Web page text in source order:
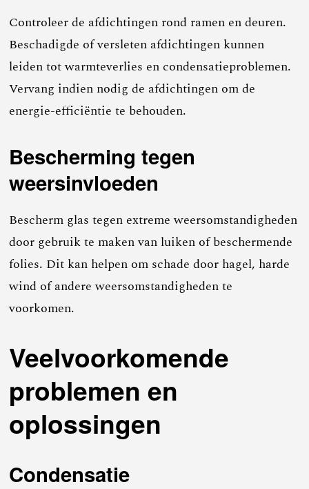
Controleer de afdichtingen rond ramen en deuren.
Beschadigde of versleten afdichtingen kunnen
leiden tot warmteverlies en condensatieproblemen.
Vervang indien nodig de afdichtingen om de
energie-efficiëntie te behouden.
Bescherming tegen
weersinvloeden
Bescherm glas tegen extreme weersomstandigheden
door gebruik te maken van luiken of beschermende
folies. Dit kan helpen om schade door hagel, harde
wind of andere weersomstandigheden te
voorkomen.
Veelvoorkomende
problemen en
oplossingen
Condensatie